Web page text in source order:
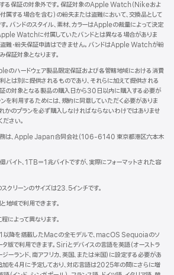
する保証の対象外です。保証対象のApple Watch（Nikeおよ
る場合を含む）の紛失または盗難において、交換品として
バンドのスタイル、素材、カラーはAppleの裁量によって決定
Watchに付属していたバンドとは異なる場合がありま
難・紛失保証申請はできません。バンドはApple Watchが紛
証対象となります。
ハードウェア製品限定保証および各管轄地域における消費
とは別に提供されるものであり、それらに加えて提供される
の対象となる製品の購入日から30日以内に購入する必要が
利用するためには、規約に同意していただく必要がありま
かのプランを必ず購入しなければならないわけではありませ
ださい。
は、Apple Japan合同会社（106-6140 東京都港区六本木
イト、1TB＝1兆バイトですが、実際にフォーマットされた容
クリーンのサイズは23.5インチです。
域で利用できます。
によって異なります。
降を搭載したMacの全モデルで、macOS Sequoiaのソ
タ版で利用できます。Siriとデバイスの言語を英語（オーストラ
ジーランド、南アフリカ、英国、または米国）に設定する必要があ
加を4月に予定しており、対応言語は2025年の間にさらに増